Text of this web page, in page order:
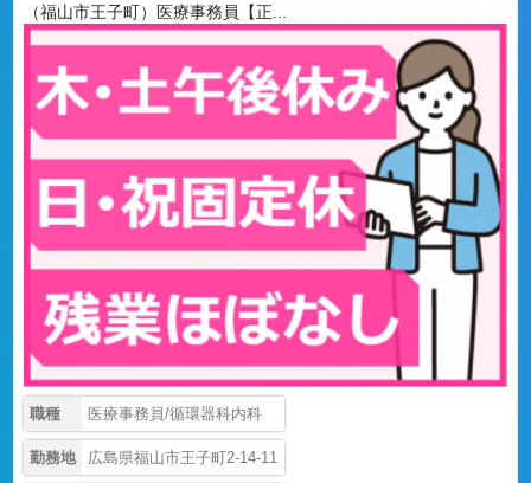
（福山市王子町）医療事務員【正...
職種 医療事務員/循環器科内科
勤務地 広島県福山市王子町2-14-11